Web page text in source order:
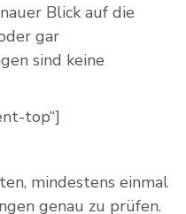
Blick auf die
gar
sind keine
top“]
mindestens einmal
genau zu prüfen.